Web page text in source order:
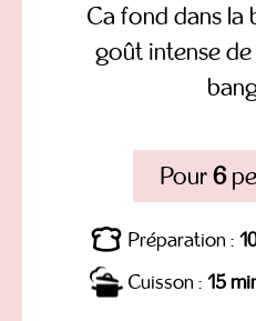
Ca fond dans la
goût intense
Pour 6
Préparation :
Cuisson : 15